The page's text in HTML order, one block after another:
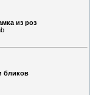
из роз
бликов